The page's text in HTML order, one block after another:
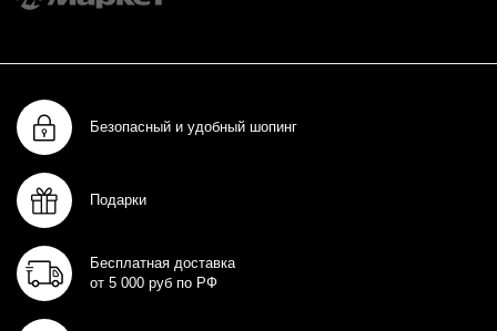
Безопасный и удобный шопинг
Подарки
Бесплатная доставка
от 5 000 руб по РФ